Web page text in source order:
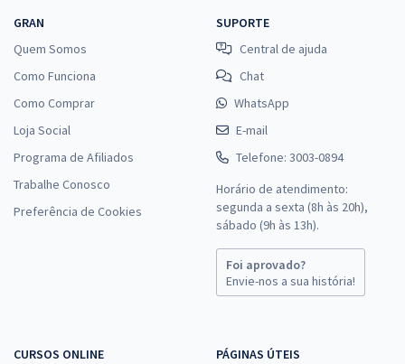
GRAN
Quem Somos
Como Funciona
Como Comprar
Loja Social
Programa de Afiliados
Trabalhe Conosco
Preferência de Cookies
SUPORTE
Central de ajuda
Chat
WhatsApp
E-mail
Telefone: 3003-0894
Horário de atendimento:
segunda a sexta (8h às 20h),
sábado (9h às 13h).
Foi aprovado?
Envie-nos a sua história!
CURSOS ONLINE
PÁGINAS ÚTEIS